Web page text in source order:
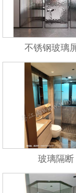
不锈钢玻璃
玻璃隔断